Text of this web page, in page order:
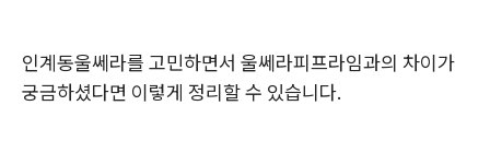
인계동울쎄라를 고민하면서 울쎄라피프라임과의 차이가
궁금하셨다면 이렇게 정리할 수 있습니다.